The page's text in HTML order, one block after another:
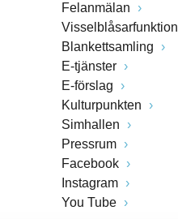
Felanmälan
Visselblåsarfunktion
Blankettsamling
E-tjänster
E-förslag
Kulturpunkten
Simhallen
Pressrum
Facebook
Instagram
You Tube